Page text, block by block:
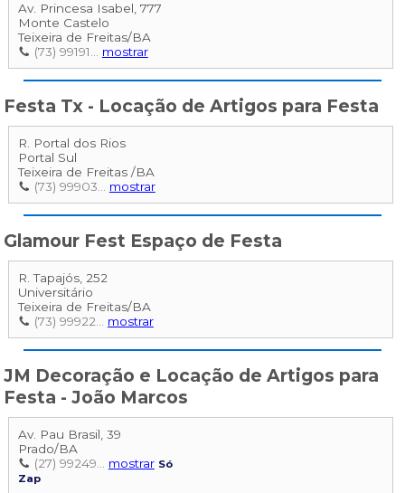
Av. Princesa Isabel, 777
Monte Castelo
Teixeira de Freitas/BA
(73) 99191... mostrar
Festa Tx - Locação de Artigos para Festa
R. Portal dos Rios
Portal Sul
Teixeira de Freitas /BA
(73) 99903... mostrar
Glamour Fest Espaço de Festa
R. Tapajós, 252
Universitário
Teixeira de Freitas/BA
(73) 99922... mostrar
JM Decoração e Locação de Artigos para
Festa - João Marcos
Av. Pau Brasil, 39
Prado/BA
(27) 99249... mostrar Só
Zap